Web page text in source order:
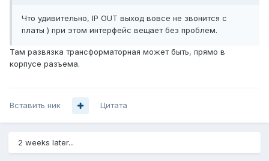
Что удивительно, IP OUT выход вовсе не звонится с
платы ) при этом интерфейс вещает без проблем.
Там развязка трансформаторная может быть, прямо в
корпусе разъема.
Вставить ник Цитата
2 weeks later...